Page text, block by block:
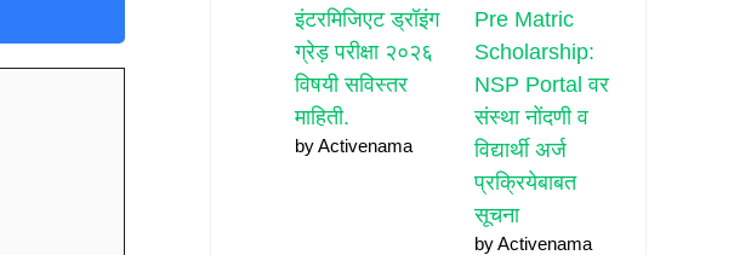
इंटरमिजिएट ड्रॉइंग
ग्रेड़ परीक्षा २०२६
विषयी सविस्तर
माहिती.
by Activenama
Pre Matric
Scholarship:
NSP Portal वर
संस्था नोंदणी व
विद्यार्थी अर्ज
प्रक्रियेबाबत
सूचना
by Activenama